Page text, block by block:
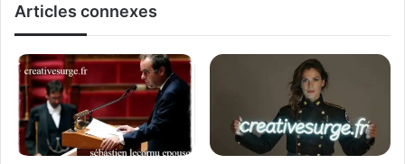
Articles connexes